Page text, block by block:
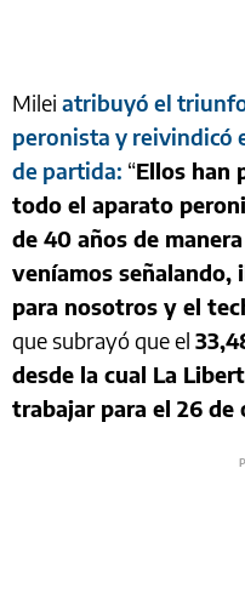
Milei atribuyó el
peronista y reivindicó
de partida: “Ellos han
todo el aparato
de 40 años de
veníamos señalando,
para nosotros y el
que subrayó que el
desde la cual La
trabajar para el 26 de